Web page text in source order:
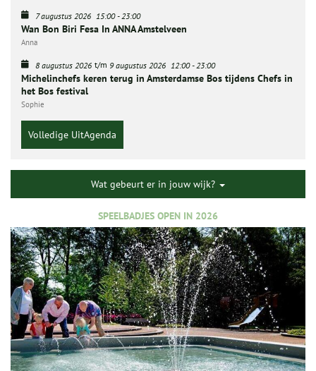
7 augustus 2026 15:00-23:00
Wan Bon Biri Fesa In ANNA Amstelveen
Anna
8 augustus 2026 t/m 9 augustus 2026 12:00-23:00
Michelinchefs keren terug in Amsterdamse Bos tijdens Chefs in
het Bos festival
Sophie
Volledige UitAgenda
Wat gebeurt er in jouw wijk?
SPEELBADJES OPEN IN 2026